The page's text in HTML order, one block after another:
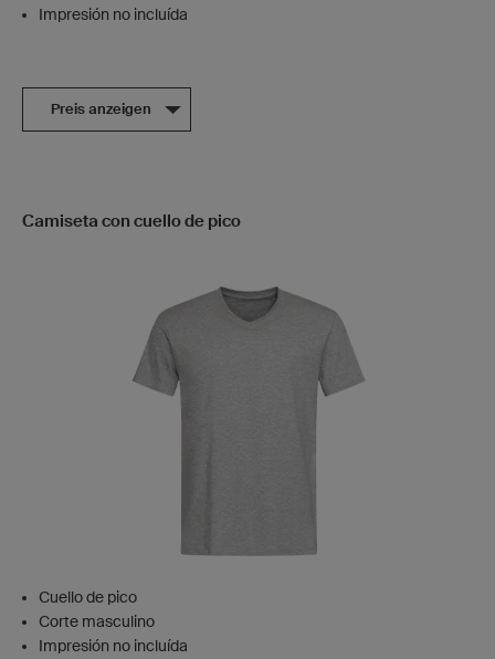
Impresión no incluída
Preis anzeigen
Camiseta con cuello de pico
Cuello de pico
Corte masculino
Impresión no incluída